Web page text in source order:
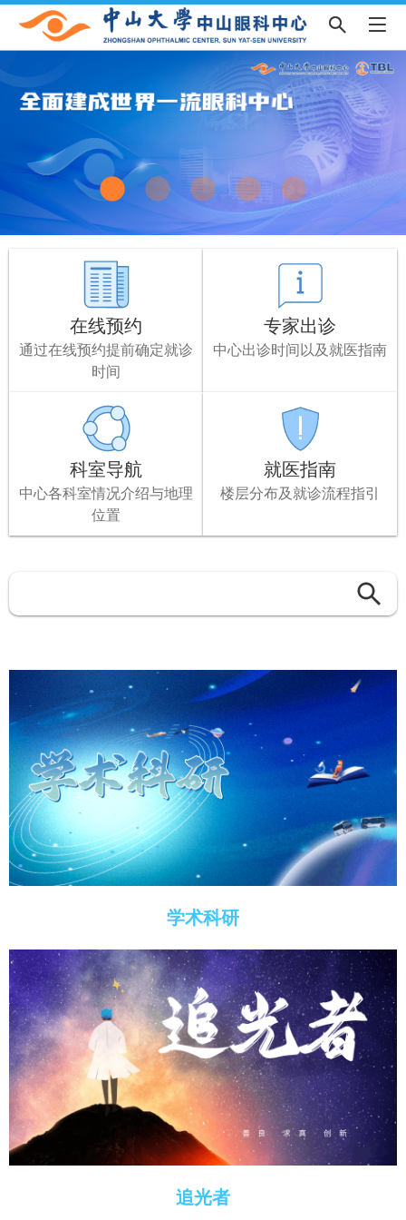
在线预约
通过在线预约提前确定就诊
时间
专家出诊
中心出诊时间以及就医指南
科室导航
中心各科室情况介绍与地理
位置
就医指南
楼层分布及就诊流程指引
学术科研
追光者